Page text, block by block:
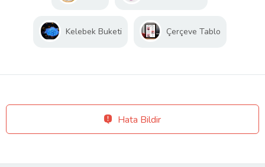
Kelebek Buketi Çerçeve Tablo
Hata Bildir